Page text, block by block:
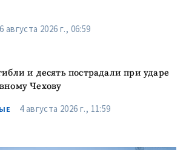
6 августа 2026 г., 06:59
и десять пострадали при ударе
Чехову
4 августа 2026 г., 11:59